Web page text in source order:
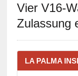
Vier V16-
Zulassung
LA PALMA